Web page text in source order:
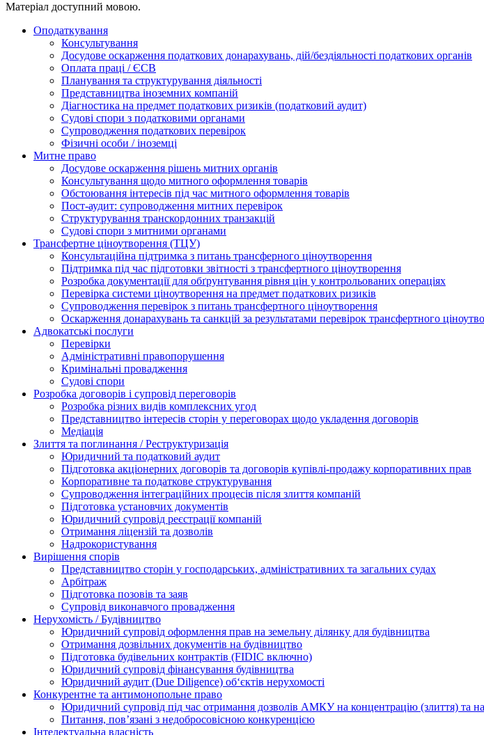
Матеріал доступний мовою.
Оподаткування
Консультування
Досудове оскарження податкових донарахувань, дій/бездіяльності податкових органів
Оплата праці / ЄСВ
Планування та структурування діяльності
Представництва іноземних компаній
Діагностика на предмет податкових ризиків (податковий аудит)
Судові спори з податковими органами
Супроводження податкових перевірок
Фізичні особи / іноземці
Митне право
Досудове оскарження рішень митних органів
Консультування щодо митного оформлення товарів
Обстоювання інтересів під час митного оформлення товарів
Пост-аудит: супроводження митних перевірок
Структурування транскордонних транзакцій
Судові спори з митними органами
Трансфертне ціноутворення (ТЦУ)
Консультаційна підтримка з питань трансферного ціноутворення
Підтримка під час підготовки звітності з трансфертного ціноутворення
Розробка документації для обґрунтування рівня цін у контрольованих операціях
Перевірка системи ціноутворення на предмет податкових ризиків
Супроводження перевірок з питань трансфертного ціноутворення
Оскарження донарахувань та санкцій за результатами перевірок трансфертного
Адвокатські послуги
Перевірки
Адміністративні правопорушення
Кримінальні провадження
Судові спори
Розробка договорів і супровід переговорів
Розробка різних видів комплексних угод
Представництво інтересів сторін у переговорах щодо укладення договорів
Медіація
Злиття та поглинання / Реструктуризація
Юридичний та податковий аудит
Підготовка акціонерних договорів та договорів купівлі-продажу корпоративних прав
Корпоративне та податкове структурування
Супроводження інтеграційних процесів після злиття компаній
Підготовка установчих документів
Юридичний супровід реєстрації компаній
Отримання ліцензій та дозволів
Надрокористування
Вирішення спорів
Представництво сторін у господарських, адміністративних та загальних судах
Арбітраж
Підготовка позовів та заяв
Супровід виконавчого провадження
Нерухомість / Будівництво
Юридичний супровід оформлення прав на земельну ділянку для будівництва
Отримання дозвільних документів на будівництво
Підготовка будівельних контрактів (FIDIC включно)
Юридичний супровід фінансування будівництва
Юридичний аудит (Due Diligence) об‘єктів нерухомості
Конкурентне та антимонопольне право
Юридичний супровід під час отримання дозволів АМКУ на концентрацію (злиття) та на
Питання, пов’язані з недобросовісною конкуренцією
Інтелектуальна власність